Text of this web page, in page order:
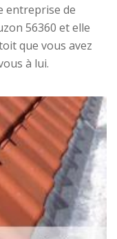
entreprise de
56360 et elle
que vous avez
à lui.